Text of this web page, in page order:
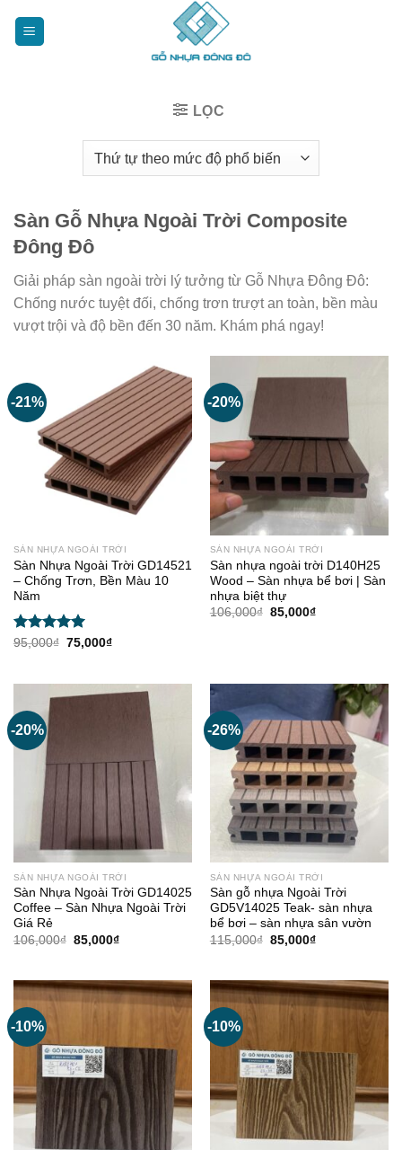
LỌC
Sàn Gỗ Nhựa Ngoài Trời Composite
Đông Đô
Giải pháp sàn ngoài trời lý tưởng từ Gỗ Nhựa Đông Đô:
Chống nước tuyệt đối, chống trơn trượt an toàn, bền màu
vượt trội và độ bền đến 30 năm. Khám phá ngay!
-21%
SÀN NHỰA NGOÀI TRỜI
Sàn Nhựa Ngoài Trời GD14521
– Chống Trơn, Bền Màu 10
Năm
Được xếp
95,000₫ Giá
75,000₫Giá
75,000₫.
-20%
SÀN NHỰA NGOÀI TRỜI
Sàn nhựa ngoài trời D140H25
Wood – Sàn nhựa bể bơi | Sàn
nhựa biệt thự
106,000₫ Giá
85,000₫Giá
-20%
SÀN NHỰA NGOÀI TRỜI
Sàn Nhựa Ngoài Trời GD14025
Coffee – Sàn Nhựa Ngoài Trời
Giá Rẻ
106,000₫ Giá
85,000₫Giá
85,000₫.
-26%
SÀN NHỰA NGOÀI TRỜI
Sàn gỗ nhựa Ngoài Trời
GD5V14025 Teak- sàn nhựa
bể bơi – sàn nhựa sân vườn
115,000₫ Giá
85,000₫Giá
85,000₫.
-10% -10%